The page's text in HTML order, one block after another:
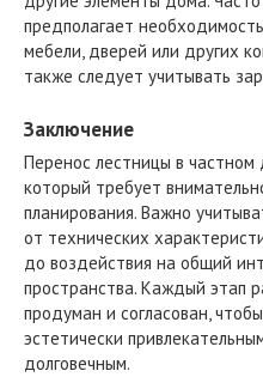
предполагает
мебели, дверей или других
также следует учитывать
Заключение
Перенос лестницы в
который требует
планирования. Важно
от технических
до воздействия на общий
пространства. Каждый этап
продуман и согласован,
эстетически
долговечным.